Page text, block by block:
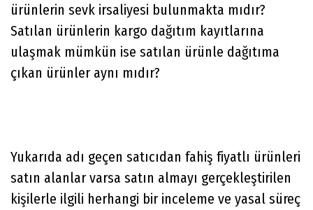
ürünlerin sevk irsaliyesi bulunmakta mıdır?
Satılan ürünlerin kargo dağıtım kayıtlarına
ulaşmak mümkün ise satılan ürünle dağıtıma
çıkan ürünler aynı mıdır?
Yukarıda adı geçen satıcıdan fahiş fiyatlı ürünleri
satın alanlar varsa satın almayı gerçekleştirilen
kişilerle ilgili herhangi bir inceleme ve yasal süreç